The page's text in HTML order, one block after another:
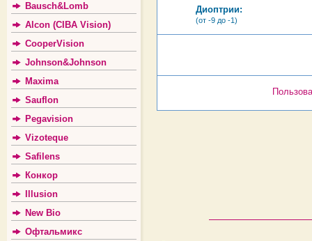
Bausch&Lomb
Alcon (CIBA Vision)
CooperVision
Johnson&Johnson
Maxima
Sauflon
Pegavision
Vizoteque
Safilens
Конкор
Illusion
New Bio
Офтальмикс
Диоптрии:
(от -9 до -1)